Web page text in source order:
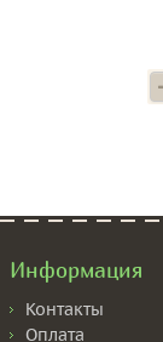
Информация
Контакты
Оплата